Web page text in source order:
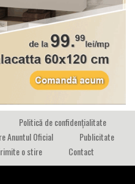
Politică de confidențialitate
Anuntul Oficial
Publicitate
o stire Contact